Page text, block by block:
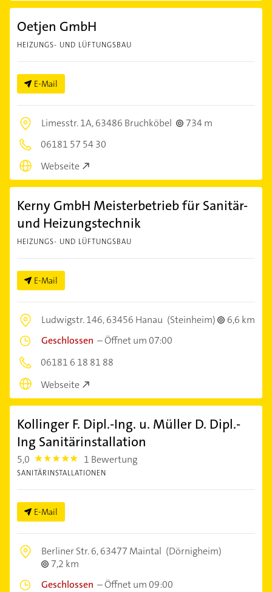
Oetjen GmbH
HEIZUNGS- UND LÜFTUNGSBAU
E-Mail
Limesstr. 1A,63486 Bruchköbel
734 m
06181 57 54 30
Webseite
Kerny GmbH Meisterbetrieb für Sanitär-
und Heizungstechnik
HEIZUNGS- UND LÜFTUNGSBAU
E-Mail
Ludwigstr. 146,63456 Hanau (Steinheim)
6,6 km
Geschlossen –Öffnet um 07:00
06181 6 18 81 88
Webseite
Kollinger F. Dipl.-Ing. u. Müller D. Dipl.-
Ing Sanitärinstallation
5,0 5.0 1 Bewertung
SANITÄRINSTALLATIONEN
E-Mail
Berliner Str. 6,63477 Maintal (Dörnigheim)
7,2 km
Geschlossen –Öffnet um 09:00